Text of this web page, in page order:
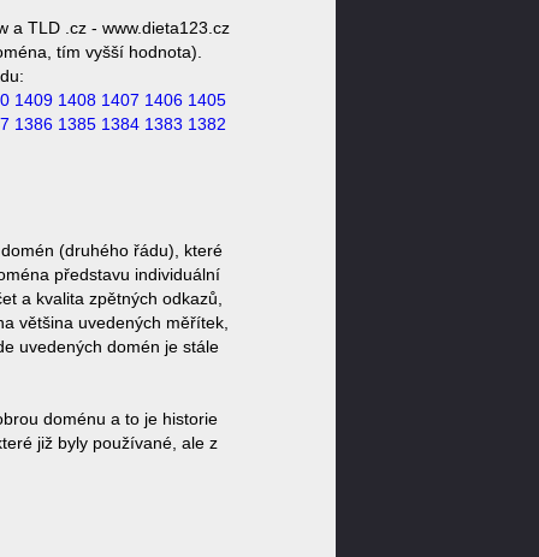
a TLD .cz - www.dieta123.cz
tím vyšší hodnota).
1409 1408 1407 1406 1405
1386 1385 1384 1383 1382
(druhého řádu), které
představu individuální
a kvalita zpětných odkazů,
většina uvedených měřítek,
uvedených domén je stále
doménu a to je historie
již byly používané, ale z